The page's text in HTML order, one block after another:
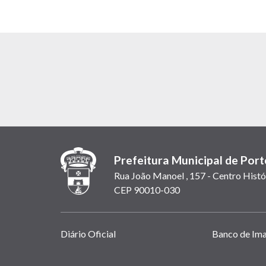
Prefeitura Municipal de
Rua João Manoel , 157 - Centro
CEP 90010-030
Links
Diário Oficial Banco de